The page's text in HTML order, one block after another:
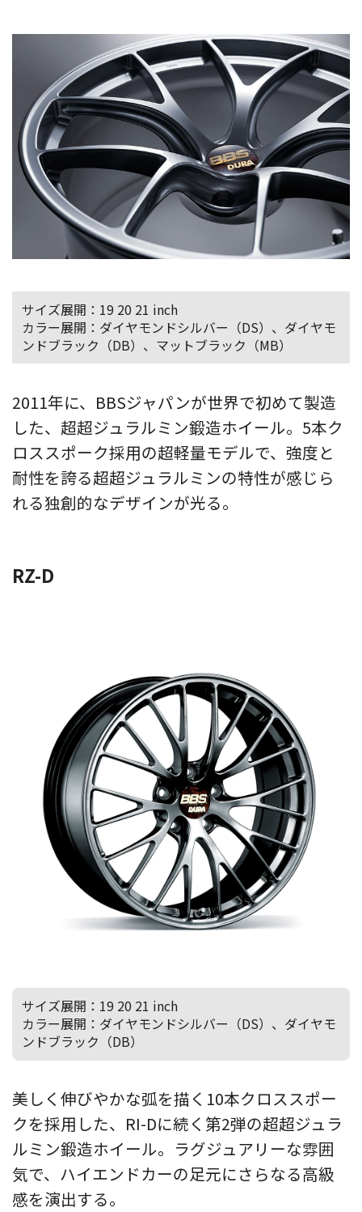
サイズ展開：19 20 21 inch
カラー展開：ダイヤモンドシルバー（DS）、ダイヤモ
ンドブラック（DB）、マットブラック（MB）
2011年に、BBSジャパンが世界で初めて製造
した、超超ジュラルミン鍛造ホイール。5本ク
ロススポーク採用の超軽量モデルで、強度と
耐性を誇る超超ジュラルミンの特性が感じら
れる独創的なデザインが光る。
RZ-D
サイズ展開：19 20 21 inch
カラー展開：ダイヤモンドシルバー（DS）、ダイヤモ
ンドブラック（DB）
美しく伸びやかな弧を描く10本クロススポー
クを採用した、RI-Dに続く第2弾の超超ジュラ
ルミン鍛造ホイール。ラグジュアリーな雰囲
気で、ハイエンドカーの足元にさらなる高級
感を演出する。